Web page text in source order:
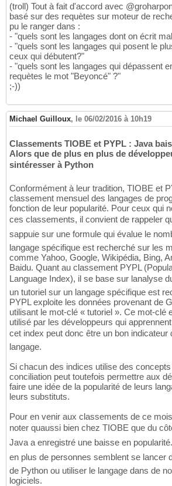
(troll) Tout à fait d'accord avec
basé sur des requètes sur moteur de
pu le ranger dans :
- "quels sont les langages dont on écrit
- "quels sont les langages qui posent le
ceux qui débutent?"
- "quels sont les langages qui dépassent
requètes le mot "Beyoncé" ?"
;-))
Michael Guilloux, le 06/02/2016 à 10h19
Classements TIOBE et PYPL : Java
Alors que de plus en plus de
sintéresser à Python
Conformément à leur tradition, TIOBE et
classement mensuel des langages de
fonction de leur popularité. Pour ceux qui
ces classements, il convient de rappeler
sappuie sur une formule qui évalue le
langage spécifique est recherché sur les
comme Yahoo, Google, Wikipédia, Bing,
Baidu. Quant au classement PYPL
Language Index), il se base sur lanalyse
un tutoriel sur un langage spécifique est
PYPL exploite les données provenant de
utilisant le mot-clé « tutoriel ». Ce mot-clé
utilisé par les développeurs qui
cet index peut donc être un bon indicateur
langage.
Si chacun des indices utilise des
conciliation peut toutefois permettre aux
faire une idée de la popularité de leurs
leurs substituts.
Pour en venir aux classements de ce
noter quaussi bien chez TIOBE que du
Java a enregistré une baisse en
en plus de personnes semblent se lancer
de Python ou utiliser le langage dans de
logiciels.